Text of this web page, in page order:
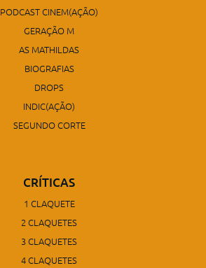
PODCAST CINEM(AÇÃO)
GERAÇÃO M
AS MATHILDAS
BIOGRAFIAS
DROPS
INDIC(AÇÃO)
SEGUNDO CORTE
CRÍTICAS
1 CLAQUETE
2 CLAQUETES
3 CLAQUETES
4 CLAQUETES